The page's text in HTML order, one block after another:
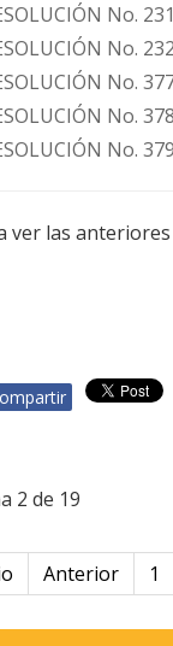
No.
No.
No.
No.
No.
ver las anteriores
2 de 19
Anterior 1